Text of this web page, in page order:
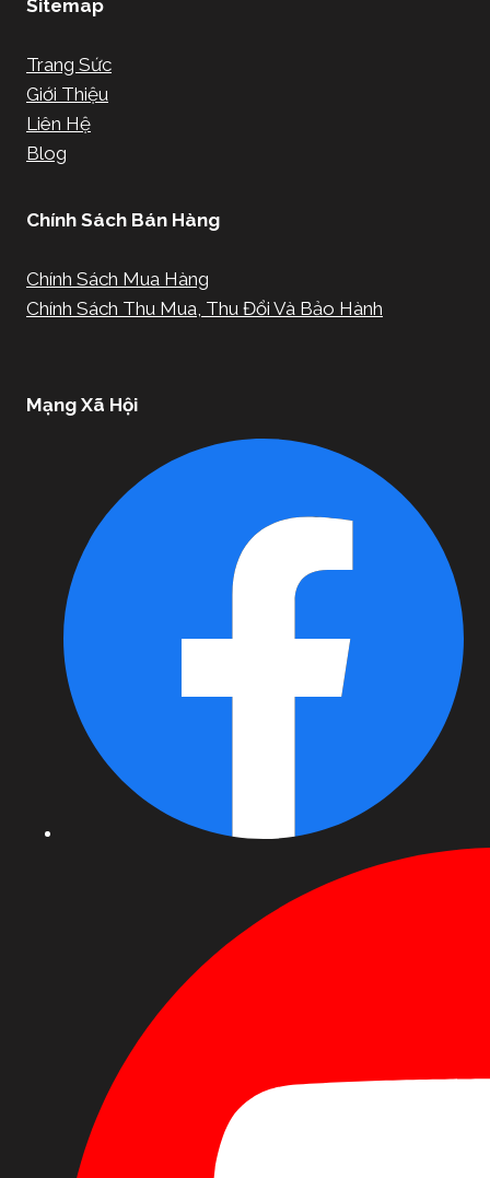
Sitemap
Trang Sức
Giới Thiệu
Liên Hệ
Blog
Chính Sách Bán Hàng
Chính Sách Mua Hàng
Chính Sách Thu Mua, Thu Đổi Và Bảo Hành
Mạng Xã Hội